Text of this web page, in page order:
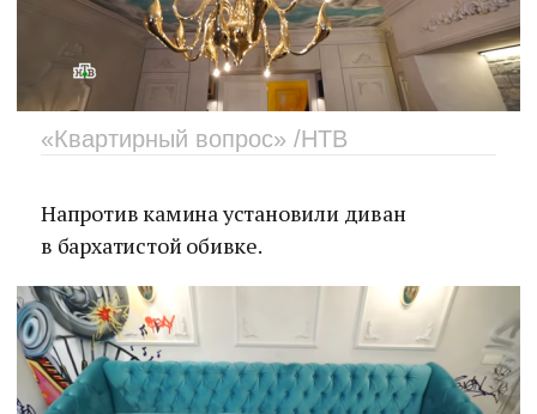
«Квартирный вопрос» /НТВ
Напротив камина установили диван
в бархатистой обивке.